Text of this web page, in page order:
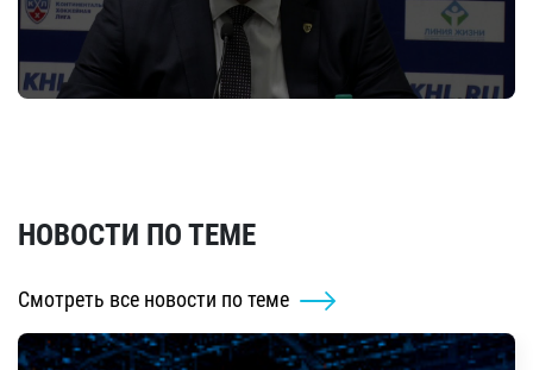
НОВОСТИ ПО ТЕМЕ
Смотреть все новости по теме